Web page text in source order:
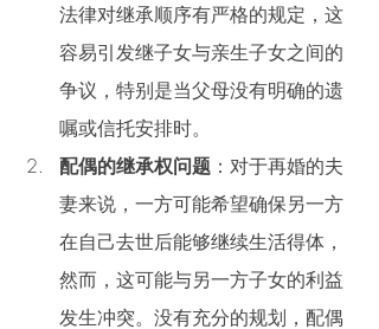
法律对继承顺序有严格的规定，这
容易引发继子女与亲生子女之间的
争议，特别是当父母没有明确的遗
嘱或信托安排时。
配偶的继承权问题 ：对于再婚的夫
妻来说，一方可能希望确保另一方
在自己去世后能够继续生活得体，
然而，这可能与另一方子女的利益
发生冲突。没有充分的规划，配偶